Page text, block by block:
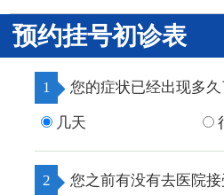
预约挂号初诊表
1 您的症状已经出现多久
几天
2 您之前有没有去医院接